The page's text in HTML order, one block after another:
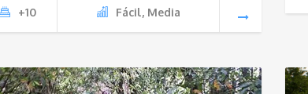
+10 Fácil, Media